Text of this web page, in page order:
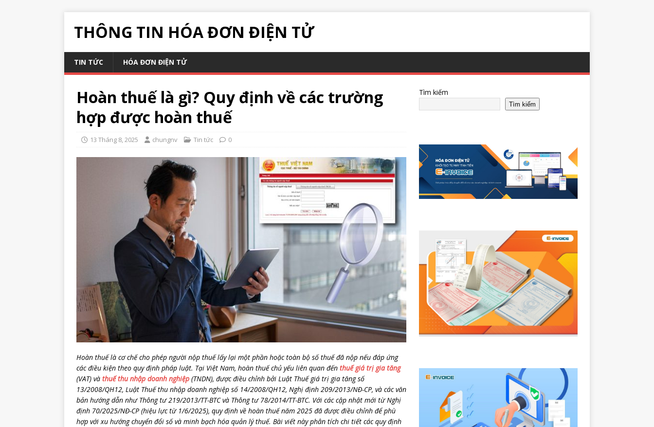
THÔNG TIN HÓA ĐƠN ĐIỆN TỬ
TIN TỨC HÓA ĐƠN ĐIỆN TỬ
Hoàn thuế là gì? Quy định về các trường
hợp được hoàn thuế
13 Tháng 8, 2025 chungnv Tin tức 0
Hoàn thuế là cơ chế cho phép người nộp thuế lấy lại một phần hoặc toàn bộ số thuế đã nộp nếu đáp ứng
các điều kiện theo quy định pháp luật. Tại Việt Nam, hoàn thuế chủ yếu liên quan đến thuế giá trị gia tăng
(VAT) và thuế thu nhập doanh nghiệp (TNDN), được điều chỉnh bởi Luật Thuế giá trị gia tăng số
13/2008/QH12, Luật Thuế thu nhập doanh nghiệp số 14/2008/QH12, Nghị định 209/2013/NĐ-CP, và các văn
bản hướng dẫn như Thông tư 219/2013/TT-BTC và Thông tư 78/2014/TT-BTC. Với các cập nhật mới từ Nghị
định 70/2025/NĐ-CP (hiệu lực từ 1/6/2025), quy định về hoàn thuế năm 2025 đã được điều chỉnh để phù
hợp với xu hướng chuyển đổi số và minh bạch hóa quản lý thuế. Bài viết này phân tích chi tiết các quy định
Tìm kiếm
Tìm kiếm